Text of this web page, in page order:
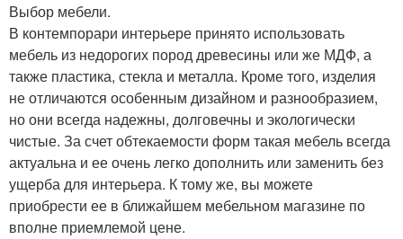
Выбор мебели.
В контемпорари интерьере принято использовать
мебель из недорогих пород древесины или же МДФ, а
также пластика, стекла и металла. Кроме того, изделия
не отличаются особенным дизайном и разнообразием,
но они всегда надежны, долговечны и экологически
чистые. За счет обтекаемости форм такая мебель всегда
актуальна и ее очень легко дополнить или заменить без
ущерба для интерьера. К тому же, вы можете
приобрести ее в ближайшем мебельном магазине по
вполне приемлемой цене.